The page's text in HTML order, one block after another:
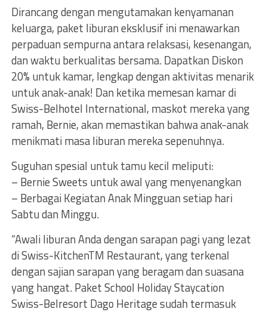
Dirancang dengan mengutamakan kenyamanan
keluarga, paket liburan eksklusif ini menawarkan
perpaduan sempurna antara relaksasi, kesenangan,
dan waktu berkualitas bersama. Dapatkan Diskon
20% untuk kamar, lengkap dengan aktivitas menarik
untuk anak-anak! Dan ketika memesan kamar di
Swiss-Belhotel International, maskot mereka yang
ramah, Bernie, akan memastikan bahwa anak-anak
menikmati masa liburan mereka sepenuhnya.
Suguhan spesial untuk tamu kecil meliputi:
– Bernie Sweets untuk awal yang menyenangkan
– Berbagai Kegiatan Anak Mingguan setiap hari
Sabtu dan Minggu.
“Awali liburan Anda dengan sarapan pagi yang lezat
di Swiss-KitchenTM Restaurant, yang terkenal
dengan sajian sarapan yang beragam dan suasana
yang hangat. Paket School Holiday Staycation
Swiss-Belresort Dago Heritage sudah termasuk